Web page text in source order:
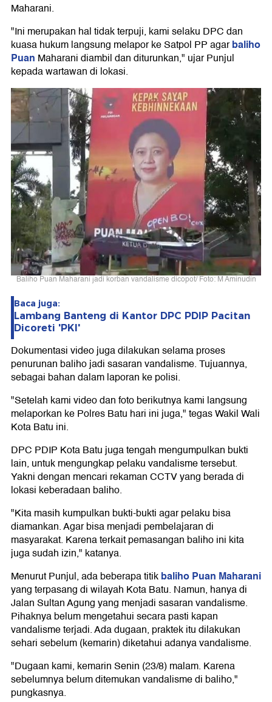
Maharani.
"Ini merupakan hal tidak terpuji, kami selaku DPC dan
kuasa hukum langsung melapor ke Satpol PP agarbaliho
Puan Maharani diambil dan diturunkan," ujar Punjul
kepada wartawan di lokasi.
Baliho Puan Maharani jadi korban vandalisme dicopot/ Foto: M Aminudin
Baca juga:
Lambang Banteng di Kantor DPC PDIP Pacitan
Dicoreti 'PKI'
Dokumentasi video juga dilakukan selama proses
penurunan baliho jadi sasaran vandalisme. Tujuannya,
sebagai bahan dalam laporan ke polisi.
"Setelah kami video dan foto berikutnya kami langsung
melaporkan ke Polres Batu hari ini juga," tegas Wakil Wali
Kota Batu ini.
DPC PDIP Kota Batu juga tengah mengumpulkan bukti
lain, untuk mengungkap pelaku vandalisme tersebut.
Yakni dengan mencari rekaman CCTV yang berada di
lokasi keberadaan baliho.
"Kita masih kumpulkan bukti-bukti agar pelaku bisa
diamankan. Agar bisa menjadi pembelajaran di
masyarakat. Karena terkait pemasangan baliho ini kita
juga sudah izin," katanya.
Menurut Punjul, ada beberapa titikbaliho Puan Maharani
yang terpasang di wilayah Kota Batu. Namun, hanya di
Jalan Sultan Agung yang menjadi sasaran vandalisme.
Pihaknya belum mengetahui secara pasti kapan
vandalisme terjadi. Ada dugaan, praktek itu dilakukan
sehari sebelum (kemarin) diketahui adanya vandalisme.
"Dugaan kami, kemarin Senin (23/8) malam. Karena
sebelumnya belum ditemukan vandalisme di baliho,"
pungkasnya.